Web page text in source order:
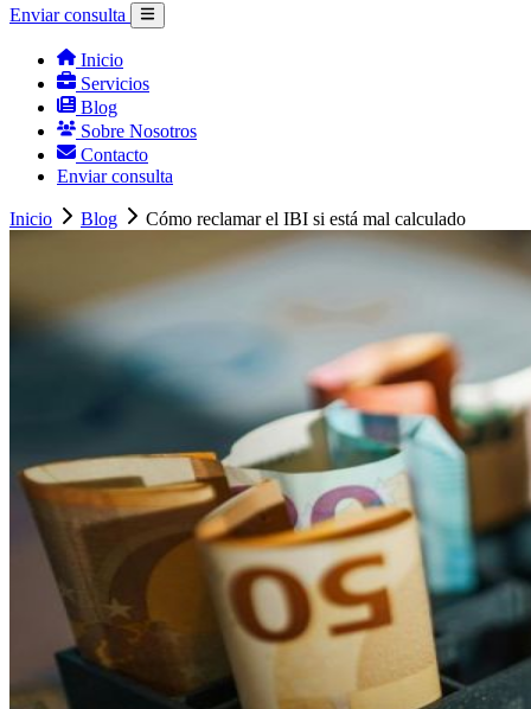
Enviar consulta
Inicio
Servicios
Blog
Sobre Nosotros
Contacto
Enviar consulta
Inicio Blog Cómo reclamar el IBI si está mal calculado